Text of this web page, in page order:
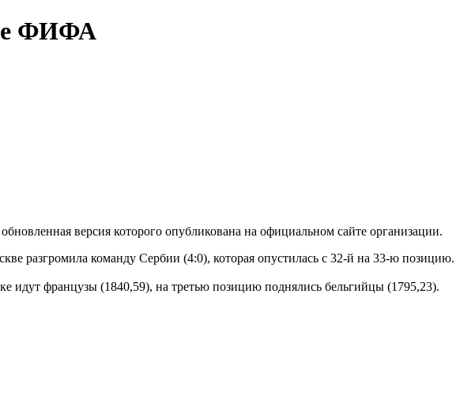
ФИФА
версия которого опубликована на официальном сайте организации.
разгромила команду Сербии (4:0), которая опустилась с 32-й на 33-ю позицию.
идут французы (1840,59), на третью позицию поднялись бельгийцы (1795,23).